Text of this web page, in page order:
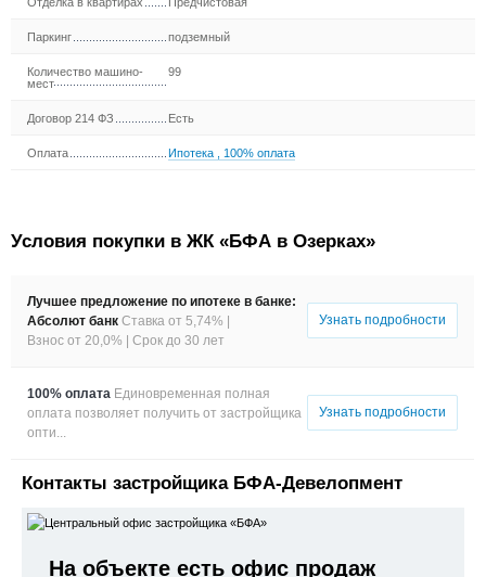
Паркинг подземный
Количество машино-
мест
99
Договор 214 ФЗ Есть
Оплата Ипотека 100% оплата
Условия покупки в ЖК «БФА в Озерках»
Лучшее предложение по ипотеке в банке:
Абсолют банк Ставка от 5,74% |
Взнос от 20,0% | Срок до 30 лет
Узнать подробности
100% оплата Единовременная полная
оплата позволяет получить от застройщика
опти...
Узнать подробности
Контакты застройщика БФА-Девелопмент
На объекте есть офис продаж